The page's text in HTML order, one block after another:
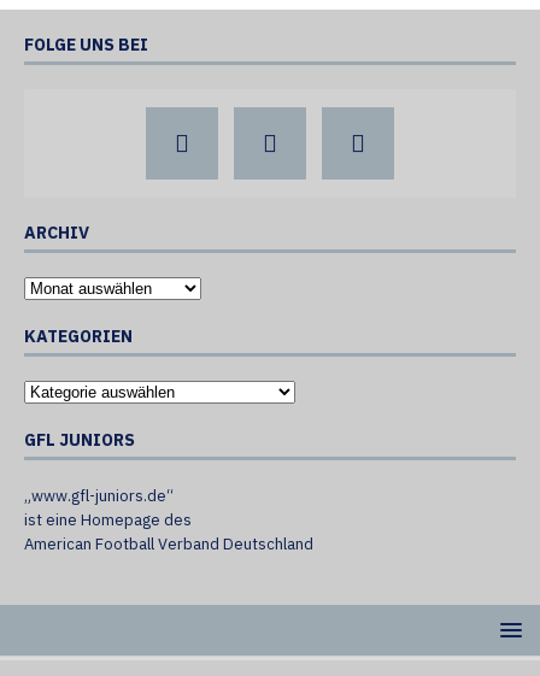
FOLGE UNS BEI
ARCHIV
KATEGORIEN
GFL JUNIORS
„www.gfl-juniors.de“
ist eine Homepage des
American Football Verband Deutschland